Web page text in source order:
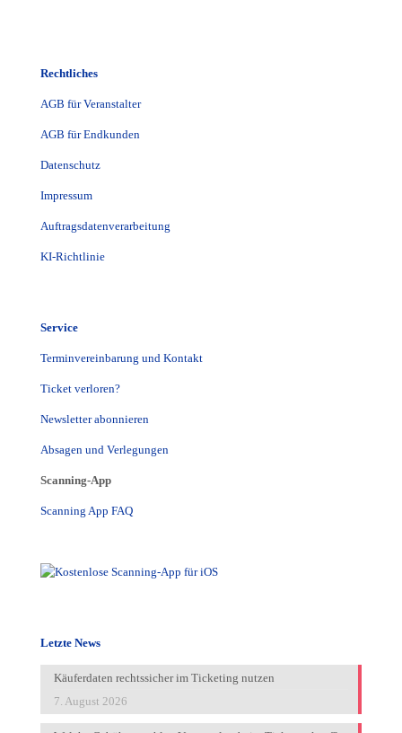
Rechtliches
AGB für Veranstalter
AGB für Endkunden
Datenschutz
Impressum
Auftragsdatenverarbeitung
KI-Richtlinie
Service
Terminvereinbarung und Kontakt
Ticket verloren?
Newsletter abonnieren
Absagen und Verlegungen
Scanning-App
Scanning App FAQ
Letzte News
Käuferdaten rechtssicher im Ticketing nutzen
7. August 2026